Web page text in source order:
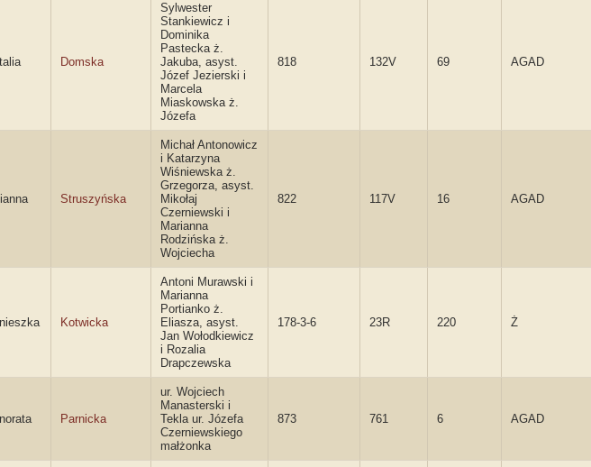
Domska
Sylwester
Stankiewicz i
Dominika
Pastecka ż.
Jakuba, asyst.
Józef Jezierski i
Marcela
Miaskowska ż.
Józefa
818 132V 69 AGAD
Struszyńska
Michał Antonowicz
i Katarzyna
Wiśniewska ż.
Grzegorza, asyst.
Mikołaj
Czerniewski i
Marianna
Rodzińska ż.
Wojciecha
822 117V 16 AGAD
Kotwicka
Antoni Murawski i
Marianna
Portianko ż.
Eliasza, asyst.
Jan Wołodkiewicz
i Rozalia
Drapczewska
178-3-6 23R 220 Ż
Parnicka
ur. Wojciech
Manasterski i
Tekla ur. Józefa
Czerniewskiego
małżonka
873 761 6 AGAD